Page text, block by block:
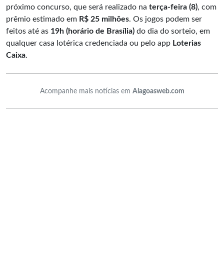
próximo concurso, que será realizado na terça-feira (8), com
prêmio estimado em R$ 25 milhões. Os jogos podem ser
feitos até as 19h (horário de Brasília) do dia do sorteio, em
qualquer casa lotérica credenciada ou pelo app Loterias
Caixa.
Acompanhe mais notícias em Alagoasweb.com